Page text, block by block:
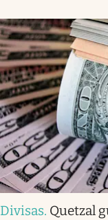
Divisas. Quetzal